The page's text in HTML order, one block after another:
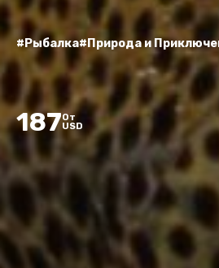
#Рыбалка#Природа и
187От
USD